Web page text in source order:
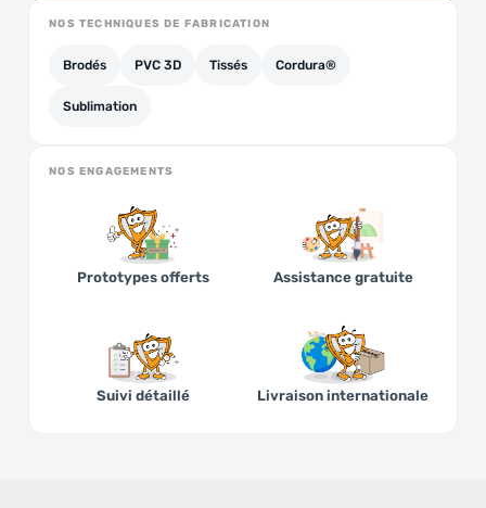
NOS TECHNIQUES DE FABRICATION
Brodés PVC 3D Tissés Cordura®
Sublimation
NOS ENGAGEMENTS
Prototypes offerts Assistance gratuite
Suivi détaillé Livraison internationale